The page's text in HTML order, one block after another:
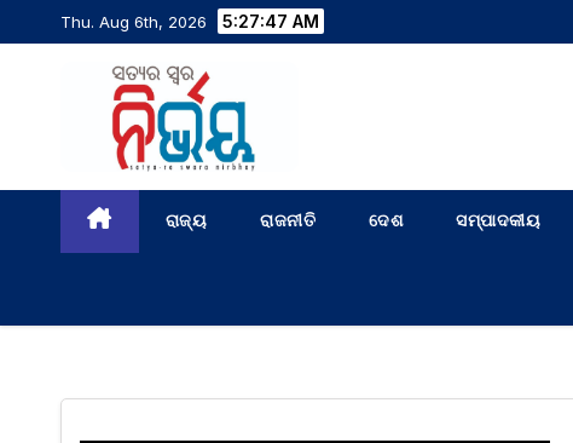
Thu. Aug 6th, 2026 5:27:48 AM
ରାଜ୍ୟ ରାଜନୀତି ଦେଶ ସମ୍ପାଦକୀୟ